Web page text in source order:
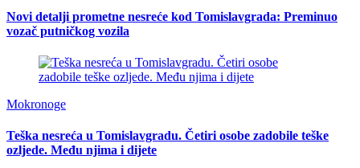
Novi detalji prometne nesreće kod Tomislavgrada: Preminuo
vozač putničkog vozila
Mokronoge
Teška nesreća u Tomislavgradu. Četiri osobe zadobile teške
ozljede. Među njima i dijete